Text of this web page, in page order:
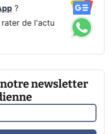
?
rater de l'actu
newsletter